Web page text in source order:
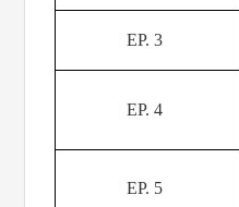
EP. 3
EP. 4
EP. 5